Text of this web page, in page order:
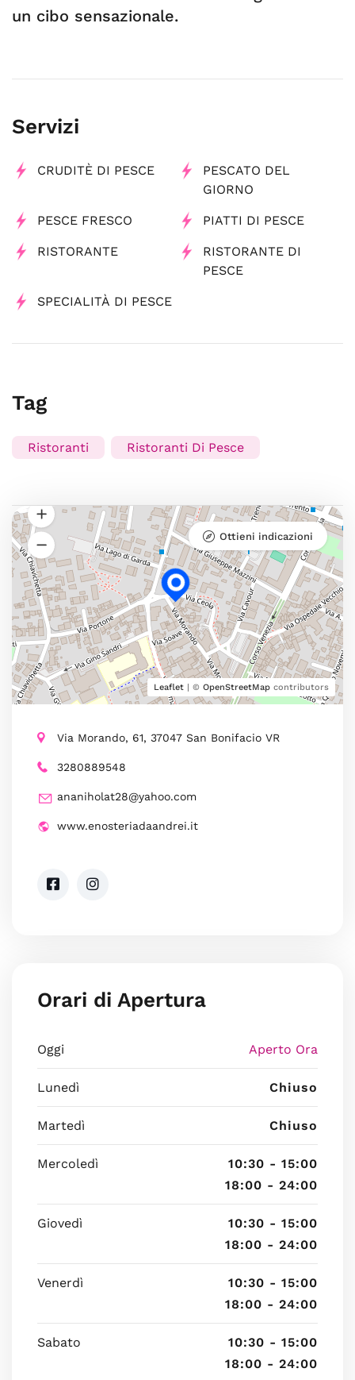
un cibo sensazionale.
Servizi
CRUDITÈ DI PESCE
PESCATO DEL
GIORNO
PESCE FRESCO PIATTI DI PESCE
RISTORANTE
RISTORANTE DI
PESCE
SPECIALITÀ DI PESCE
Tag
Ristoranti Ristoranti Di Pesce
Leaflet | © OpenStreetMap contributors
Ottieni indicazioni
Via Morando, 61, 37047 San Bonifacio VR
3280889548
ananiholat28@yahoo.com
www.enosteriadaandrei.it
Orari di Apertura
Oggi Aperto Ora
Lunedì Chiuso
Martedì Chiuso
Mercoledì
10:30 - 15:00
18:00 - 24:00
Giovedì
10:30 - 15:00
18:00 - 24:00
Venerdì
10:30 - 15:00
18:00 - 24:00
Sabato
10:30 - 15:00
18:00 - 24:00